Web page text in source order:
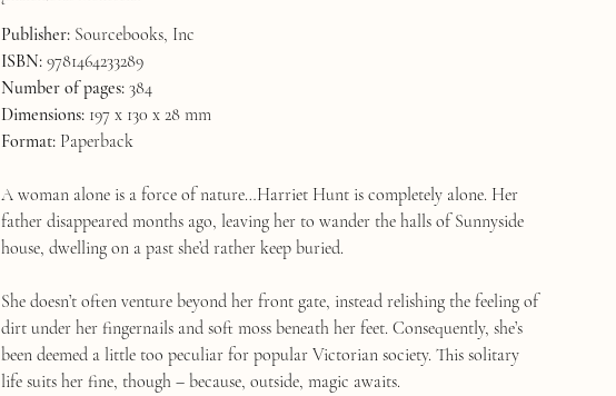
Publisher: Sourcebooks, Inc
ISBN: 9781464233289
Number of pages: 384
Dimensions: 197 x 130 x 28 mm
Format: Paperback
A woman alone is a force of nature…Harriet Hunt is completely alone. Her
father disappeared months ago, leaving her to wander the halls of Sunnyside
house, dwelling on a past she’d rather keep buried.
She doesn’t often venture beyond her front gate, instead relishing the feeling of
dirt under her fingernails and soft moss beneath her feet. Consequently, she’s
been deemed a little too peculiar for popular Victorian society. This solitary
life suits her fine, though – because, outside, magic awaits.